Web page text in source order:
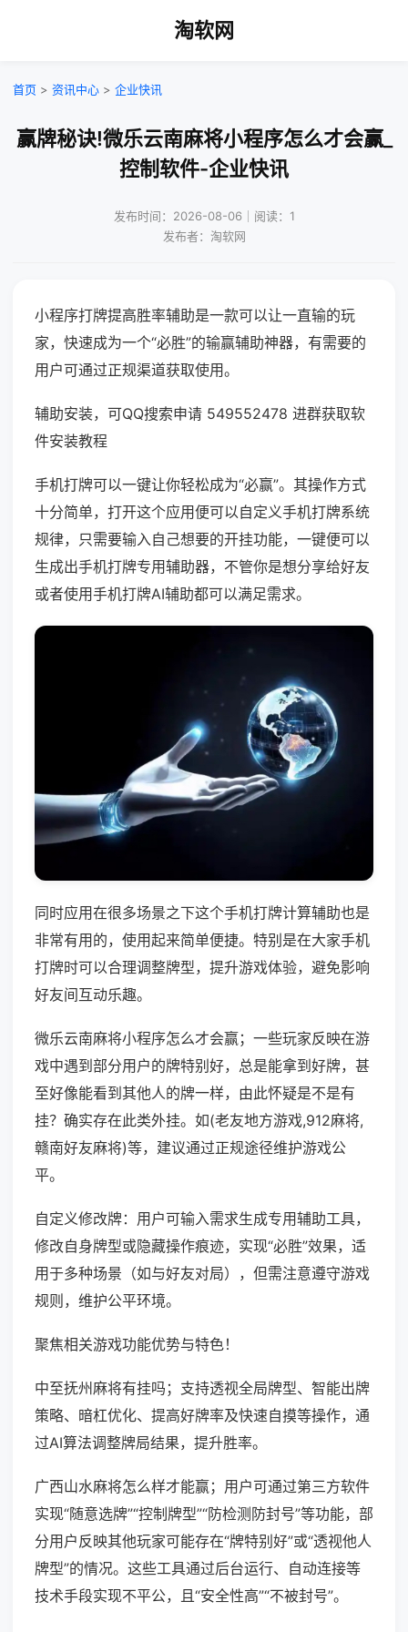
淘软网
首页 > 资讯中心 > 企业快讯
赢牌秘诀!微乐云南麻将小程序怎么才会赢_
控制软件-企业快讯
发布时间：2026-08-06｜阅读：1
发布者：淘软网
小程序打牌提高胜率辅助是一款可以让一直输的玩
家，快速成为一个“必胜”的输赢辅助神器，有需要的
用户可通过正规渠道获取使用。
辅助安装，可QQ搜索申请 549552478 进群获取软
件安装教程
手机打牌可以一键让你轻松成为“必赢”。其操作方式
十分简单，打开这个应用便可以自定义手机打牌系统
规律，只需要输入自己想要的开挂功能，一键便可以
生成出手机打牌专用辅助器，不管你是想分享给好友
或者使用手机打牌AI辅助都可以满足需求。
同时应用在很多场景之下这个手机打牌计算辅助也是
非常有用的，使用起来简单便捷。特别是在大家手机
打牌时可以合理调整牌型，提升游戏体验，避免影响
好友间互动乐趣。
微乐云南麻将小程序怎么才会赢；一些玩家反映在游
戏中遇到部分用户的牌特别好，总是能拿到好牌，甚
至好像能看到其他人的牌一样，由此怀疑是不是有
挂？确实存在此类外挂。如(老友地方游戏,912麻将,
赣南好友麻将)等，建议通过正规途径维护游戏公
平。
自定义修改牌：用户可输入需求生成专用辅助工具，
修改自身牌型或隐藏操作痕迹，实现“必胜”效果，适
用于多种场景（如与好友对局），但需注意遵守游戏
规则，维护公平环境。
聚焦相关游戏功能优势与特色！
中至抚州麻将有挂吗；支持透视全局牌型、智能出牌
策略、暗杠优化、提高好牌率及快速自摸等操作，通
过AI算法调整牌局结果，提升胜率。
广西山水麻将怎么样才能赢；用户可通过第三方软件
实现“随意选牌”“控制牌型”“防检测防封号”等功能，部
分用户反映其他玩家可能存在“牌特别好”或“透视他人
牌型”的情况。这些工具通过后台运行、自动连接等
技术手段实现不平公，且“安全性高”“不被封号”。